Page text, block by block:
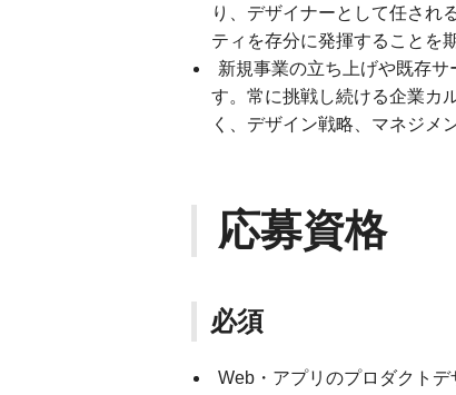
り、デザイナーとして任され
ティを存分に発揮することを
新規事業の立ち上げや既存
す。常に挑戦し続ける企業カ
く、デザイン戦略、マネジメ
応募資格
必須
Web・アプリのプロダクトデ